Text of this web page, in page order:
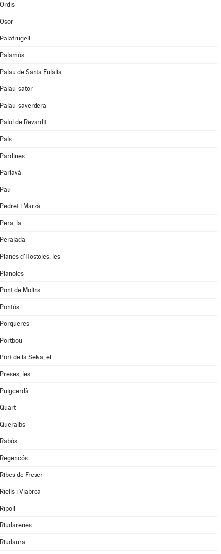
Ordis
Osor
Palafrugell
Palamós
Palau de Santa Eulàlia
Palau-sator
Palau-saverdera
Palol de Revardit
Pals
Pardines
Parlavà
Pau
Pedret i Marzà
Pera, la
Peralada
Planes d'Hostoles, les
Planoles
Pont de Molins
Pontós
Porqueres
Portbou
Port de la Selva, el
Preses, les
Puigcerdà
Quart
Queralbs
Rabós
Regencós
Ribes de Freser
Riells i Viabrea
Ripoll
Riudarenes
Riudaura